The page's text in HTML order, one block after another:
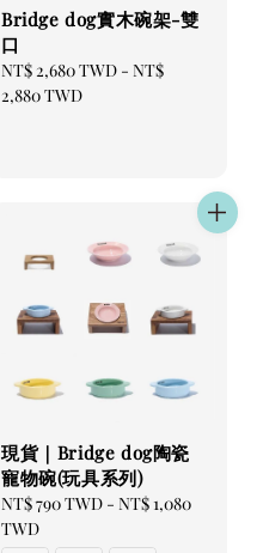
Bridge dog實木碗架-雙
口
Regular
price
NT$ 2,680 TWD - NT$
2,880 TWD
現貨｜Bridge dog陶瓷
寵物碗(玩具系列)
Regular
price
NT$ 790 TWD - NT$ 1,080
TWD